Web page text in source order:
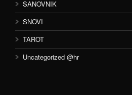
SANOVNIK
SNOVI
TAROT
Uncategorized @hr